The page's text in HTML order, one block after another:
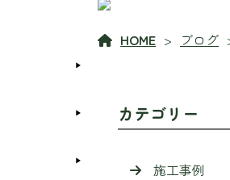
HOME ブログ
カテゴリー
施工事例